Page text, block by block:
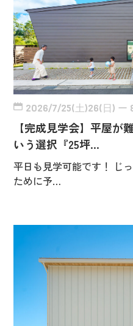
2026/7/25(土)26(日) ー
【完成見学会】平屋が
いう選択『25坪…
平日も見学可能です！ じ
ために予…